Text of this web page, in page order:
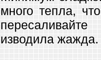
много тепла,
изводила